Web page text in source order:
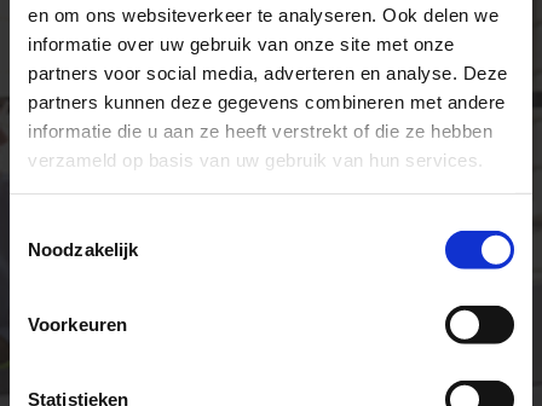
en om ons websiteverkeer te analyseren. Ook delen we
informatie over uw gebruik van onze site met onze
partners voor social media, adverteren en analyse. Deze
partners kunnen deze gegevens combineren met andere
informatie die u aan ze heeft verstrekt of die ze hebben
verzameld op basis van uw gebruik van hun services.
Noodzakelijk
Voorkeuren
Statistieken
Login
Welkom bij MyFP Portal
E-mail / Gebruikersnaam
Wachtwoord